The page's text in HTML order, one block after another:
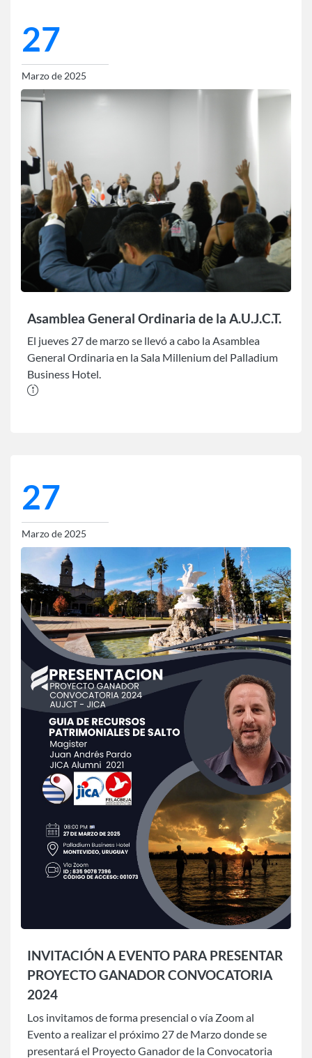
27
Marzo de 2025
Asamblea General Ordinaria de la A.U.J.C.T.
El jueves 27 de marzo se llevó a cabo la Asamblea
General Ordinaria en la Sala Millenium del Palladium
Business Hotel.
27
Marzo de 2025
INVITACIÓN A EVENTO PARA PRESENTAR
PROYECTO GANADOR CONVOCATORIA
2024
Los invitamos de forma presencial o vía Zoom al
Evento a realizar el próximo 27 de Marzo donde se
presentará el Proyecto Ganador de la Convocatoria